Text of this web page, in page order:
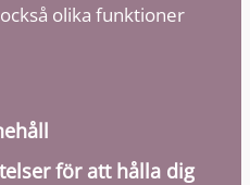
olika funktioner
för att hålla dig